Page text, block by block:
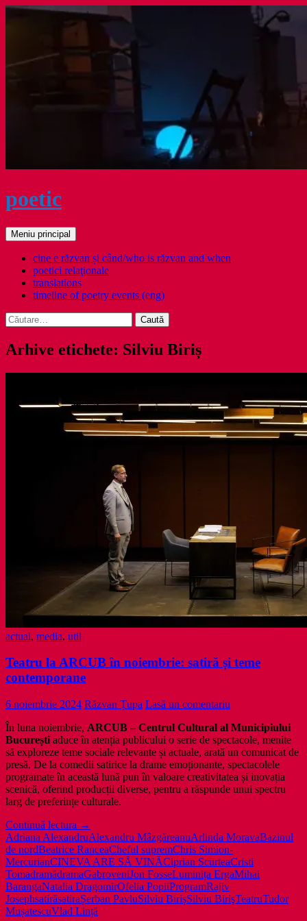
Sari
poetic
Caută
Meniu principal
cine e răzvan și când/who is răzvan and when
poetici relaţionale
translations
timeline of poetry events (eng)
Caută
după:
Arhive etichete: Silviu Biriș
actual, media, util
Teatru la ARCUB în noiembrie: satiră și teme
contemporane
6 noiembrie 2024 Răzvan Țupa Lasă un comentariu
În luna noiembrie, ARCUB – Centrul Cultural al Municipiului
București aduce în atenția publicului o serie de spectacole, menite
să exploreze teme sociale relevante și actuale, arată un comunicat de
presă. De la comedii satirice la drame emoționante, spectacolele
programate în această lună pun în valoare creativitatea și inovația
scenică, oferind producții diverse, pentru a răspunde unui spectru
larg de preferințe culturale.
Continuă lectura Teatru
la
ARCUB
în
noiembrie:
satiră
și
teme
→
Adriana AlexandruAlexandru MâzgăreanuArlinda MoravaBazinul
de nordBeatrice RanceaCheful supremChris Simion-
MercurianCINEVA ARE SĂ VINĂCiprian ScurteaCristi
TomadramădramaGabroveniJon FosseLuminița ErgaMihai
BarangaNatalia DragomirOfelia PopiiProgramRajiv
JosephsatirăsatiraȘerban PavluSilviu BirișSilviu BirişTeatruTudor
MușatescuVlad Lință